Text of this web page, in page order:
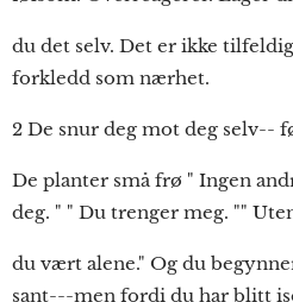
du det selv. Det er ikke
forkledd som nærhet.
2 De snur deg mot deg selv--
De planter små frø " Ingen
deg. " " Du trenger meg. ""
du vært alene." Og du
sant---men fordi du har blitt